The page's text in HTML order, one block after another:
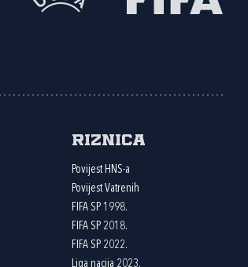
Riznica
Povijest HNS-a
Povijest Vatrenih
FIFA SP 1998.
FIFA SP 2018.
FIFA SP 2022.
Liga nacija 2023.